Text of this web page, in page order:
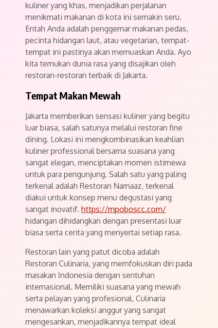
kuliner yang khas, menjadikan perjalanan
menikmati makanan di kota ini semakin seru.
Entah Anda adalah penggemar makanan pedas,
pecinta hidangan laut, atau vegetarian, tempat-
tempat ini pastinya akan memuaskan Anda. Ayo
kita temukan dunia rasa yang disajikan oleh
restoran-restoran terbaik di Jakarta.
Tempat Makan Mewah
Jakarta memberikan sensasi kuliner yang begitu
luar biasa, salah satunya melalui restoran fine
dining. Lokasi ini mengkombinasikan keahlian
kuliner professional bersama suasana yang
sangat elegan, menciptakan momen istimewa
untuk para pengunjung. Salah satu yang paling
terkenal adalah Restoran Namaaz, terkenal
diakui untuk konsep menu degustasi yang
sangat inovatif. https://mpoboscc.com/
hidangan dihidangkan dengan presentasi luar
biasa serta cerita yang menyertai setiap rasa.
Restoran lain yang patut dicoba adalah
Restoran Culinaria, yang memfokuskan diri pada
masakan Indonesia dengan sentuhan
internasional. Memiliki suasana yang mewah
serta pelayan yang profesional, Culinaria
menawarkan koleksi anggur yang sangat
mengesankan, menjadikannya tempat ideal